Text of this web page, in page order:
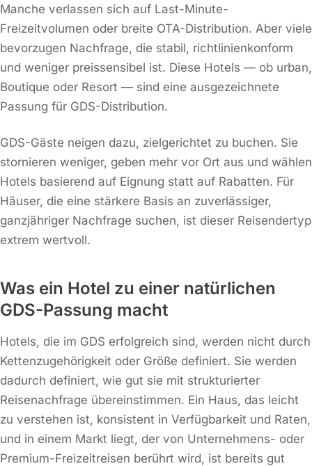
Manche verlassen sich auf Last-Minute-
Freizeitvolumen oder breite OTA-Distribution. Aber viele
bevorzugen Nachfrage, die stabil, richtlinienkonform
und weniger preissensibel ist. Diese Hotels — ob urban,
Boutique oder Resort — sind eine ausgezeichnete
Passung für GDS-Distribution.
GDS-Gäste neigen dazu, zielgerichtet zu buchen. Sie
stornieren weniger, geben mehr vor Ort aus und wählen
Hotels basierend auf Eignung statt auf Rabatten. Für
Häuser, die eine stärkere Basis an zuverlässiger,
ganzjähriger Nachfrage suchen, ist dieser Reisendertyp
extrem wertvoll.
Was ein Hotel zu einer natürlichen
GDS-Passung macht
Hotels, die im GDS erfolgreich sind, werden nicht durch
Kettenzugehörigkeit oder Größe definiert. Sie werden
dadurch definiert, wie gut sie mit strukturierter
Reisenachfrage übereinstimmen. Ein Haus, das leicht
zu verstehen ist, konsistent in Verfügbarkeit und Raten,
und in einem Markt liegt, der von Unternehmens- oder
Premium-Freizeitreisen berührt wird, ist bereits gut